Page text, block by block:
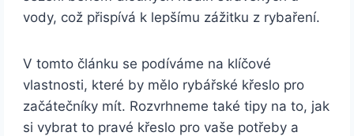
vody, což přispívá k lepšímu zážitku z rybaření.
V tomto článku se podíváme na klíčové
vlastnosti, které by mělo rybářské křeslo pro
začátečníky mít. Rozvrhneme také tipy na to, jak
si vybrat to pravé křeslo pro vaše potřeby a